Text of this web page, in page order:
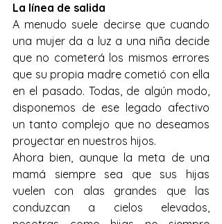
La línea de salida
A menudo suele decirse que cuando
una mujer da a luz a una niña decide
que no cometerá los mismos errores
que su propia madre cometió con ella
en el pasado. Todas, de algún modo,
disponemos de ese legado afectivo
un tanto complejo que no deseamos
proyectar en nuestros hijos.
Ahora bien, aunque la meta de una
mamá siempre sea que sus hijas
vuelen con alas grandes que las
conduzcan a cielos elevados,